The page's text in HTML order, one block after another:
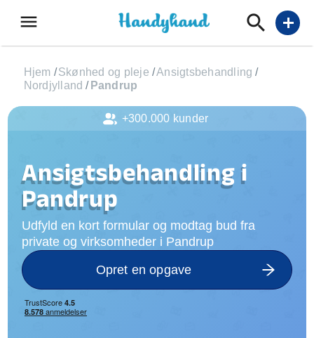
menu add
Hjem /Skønhed og pleje /Ansigtsbehandling /
Nordjylland / Pandrup
Ansigtsbehandling i
Pandrup
Udfyld en kort formular og modtag bud fra
private og virksomheder i Pandrup
Opret en opgave
+300.000 kunder